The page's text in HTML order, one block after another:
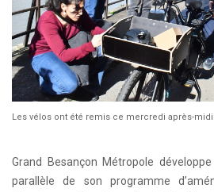
Les vélos ont été remis ce mercredi après-midi
Grand Besançon Métropole
parallèle de son programme